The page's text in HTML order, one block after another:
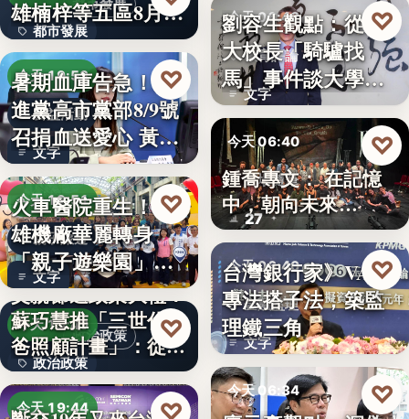
都市發展
都市發展
文字
雄楠梓等五區8月20
日上…
今天 19:53
公益活動
文字
暑期血庫告急！民
進黨高市黨部8/9號
召捐血送愛心 黃
捷、…
♡
今天 19:51
親子旅遊
文字
火車醫院重生！高
雄機廠華麗轉身
「親子遊樂園」
開幕首日…
♡
政治政策
今天 19:49
政治政策
50%
父親節送政策大禮！
蘇巧慧推「三世代爸
爸照顧計畫」：從準
爸…
♡
今天 19:44 ♡
今天 06:42
教育評論
文字
劉容生觀點：從清
大校長「騎驢找
馬」事件談大學治
理與領導倫…
♡
今天 06:40
劇場隨筆
27
鍾喬專文： 在記憶
中，朝向未來…
♡
今天 06:40
金融監理
文字
台灣銀行家》VASP
專法搭子法，築監
理鐵三角
♡
今天 06:34 ♡